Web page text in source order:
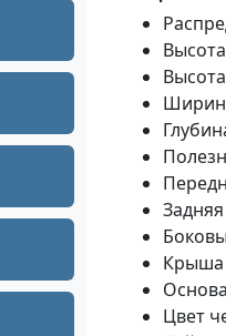
Крыша
Цвет